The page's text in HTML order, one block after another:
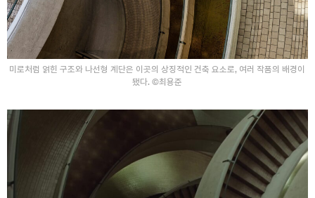
미로처럼 얽힌 구조와 나선형 계단은 이곳의 상징적인 건축 요소로, 여러 작품의 배경이
됐다. ©최용준